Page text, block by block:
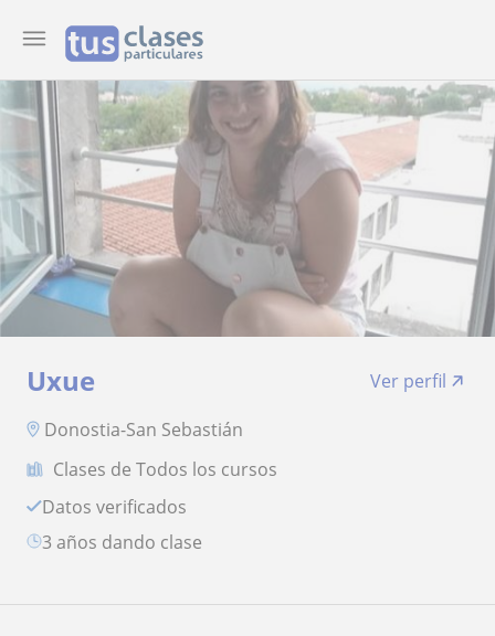
Uxue
Ver perfil
Donostia-San Sebastián
Clases de Todos los cursos
Datos verificados
3 años dando clase